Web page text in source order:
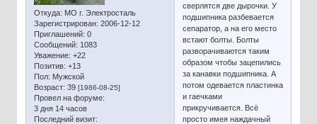
Откуда: МО г. Электросталь
Зарегистрирован: 2006-12-12
Приглашений: 0
Сообщений: 1083
Уважение: +22
Позитив: +13
Пол: Мужской
Возраст: 39 [1986-08-25]
Провел на форуме:
3 дня 14 часов
Последний визит:
сверлятся две дырочки. У
подшипника разбевается
сепаратор, а на его место
встают болты. Болты
разворачиваются таким
образом чтобы зацепились
за канавки подшипника. А
потом одевается пластинка
и гаечками
прикручивается. Всё
просто имея наждачный